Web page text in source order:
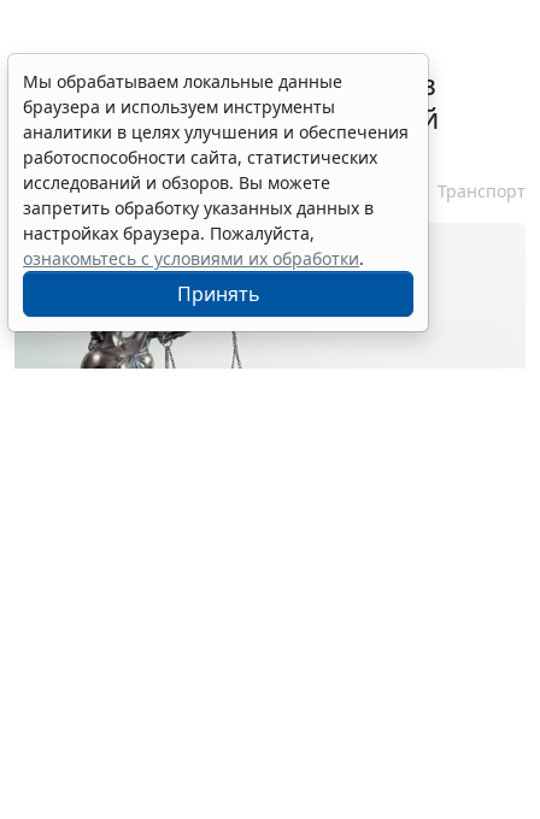
ВС РФ признал лишение прав
незаконным при неизвестной
личности водителя
7 августа 2026 16:37 Транспорт
Мы обрабатываем локальные данные
браузера и используем инструменты
аналитики в целях улучшения и обеспечения
работоспособности сайта, статистических
исследований и обзоров. Вы можете
запретить обработку указанных данных в
настройках браузера. Пожалуйста,
ознакомьтесь с условиями их обработки.
Принять